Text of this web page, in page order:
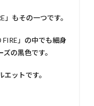
もその一つです。
」の中でも細身
の黒色です。
ットです。